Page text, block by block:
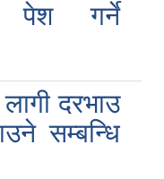
पेश गर्ने
दरभाउ
सम्बन्धि